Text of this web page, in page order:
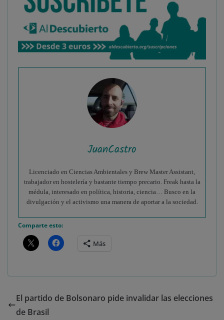
JuanCastro
Licenciado en Ciencias Ambientales y Brew Master Assistant,
trabajador en hostelería y bastante tiempo precario. Freak hasta la
médula, interesado en política, historia, ciencia… Busco en la
divulgación y el activismo una manera de aportar a la sociedad.
Comparte esto:
Más
El partido de Bolsonaro pide invalidar las elecciones
de Brasil